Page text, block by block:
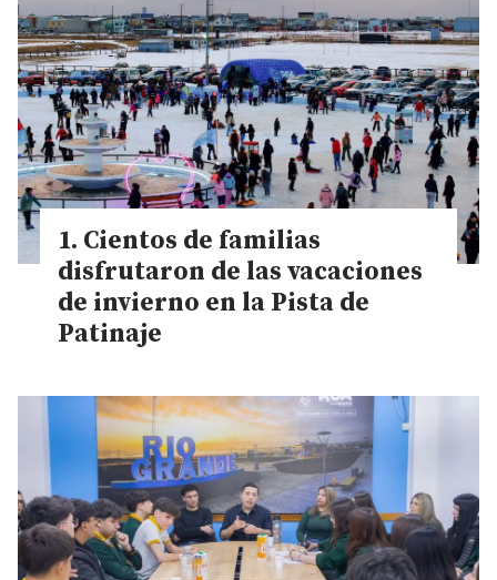
Cientos de familias
disfrutaron de las vacaciones
de invierno en la Pista de
Patinaje